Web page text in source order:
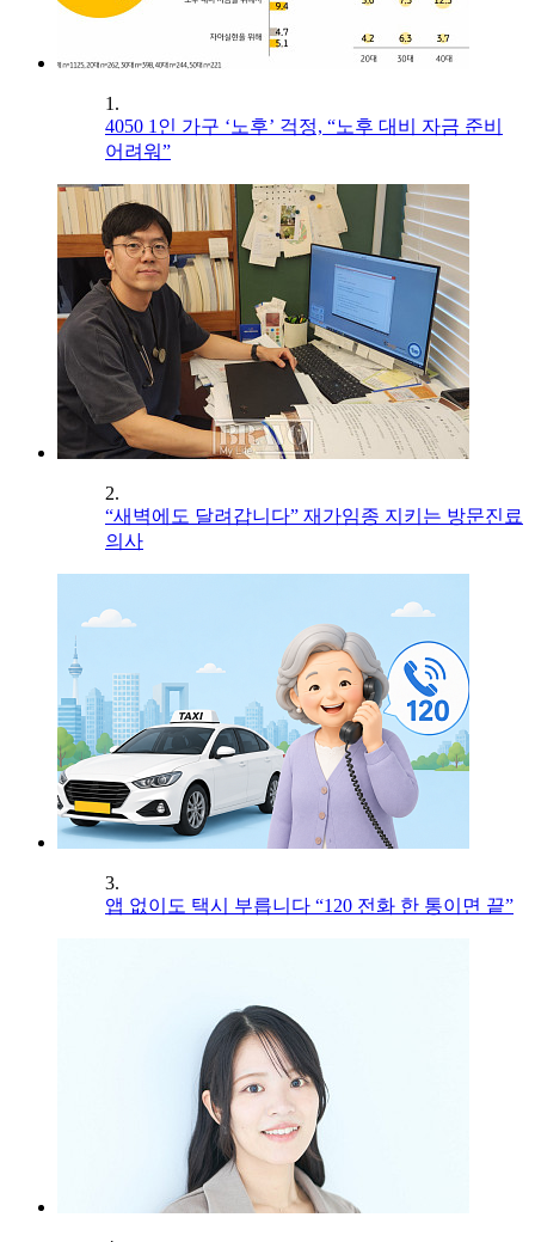
1.
4050 1인 가구 ‘노후’ 걱정, “노후 대비 자금 준비
어려워”
2.
“새벽에도 달려갑니다” 재가임종 지키는 방문진료
의사
3.
앱 없이도 택시 부릅니다 “120 전화 한 통이면 끝”